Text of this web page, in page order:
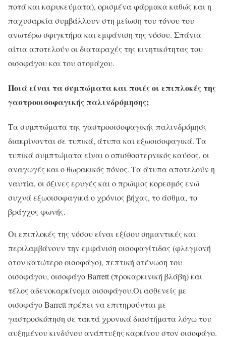
ποτά και καρυκεύματα), ορισμένα φάρμακα καθώς και η
παχυσαρκία συμβάλλουν στη μείωση του τόνου του
ανωτέρω σφιγκτήρα και εμφάνιση της νόσου. Σπάνια
αίτια αποτελούν οι διαταραχές της κινητικότητας του
οισοφάγου και του στομάχου.
Ποιά είναι τα συμπώματα και ποιές οι επιπλοκές της
γαστροοισοφαγικής παλινδρόμησης;
Τα συμπτώματα της γαστροοισοφαγικής παλινδρόμησς
διακρίνονται σε τυπικά, άτυπα και εξωοισοφαγικά. Τα
τυπικά συμπτώματα είναι ο οπισθοστερνικός καύσος, οι
αναγωγές και ο θωρακικός πόνος. Τα άτυπα αποτελούν η
ναυτία, οι όξινες ερυγές και ο πρώιμος κορεσμός ενώ
συχνά εξωοισοφαγικά ο χρόνιος βήχας, το άσθμα, το
βράγχος φωνής.
Οι επιπλοκές της νόσου είναι εξίσου σημαντικές και
περιλαμβάνουν την εμφάνιση οισοφαγίτιδας (φλεγμονή
στον κατώτερο οισοφάγο), πεπτική στένωση του
οισοφάγου, οισοφάγο Barrett (προκαρκινική βλάβη) και
τέλος αδενοκαρκίνομα οισοφάγου.Οι ασθενείς με
οισοφάγο Barrett πρέπει να επιτηρούνται με
γαστροσκόπηση σε τακτά χρονικά διαστήματα λόγω του
αυξημένου κινδύνου ανάπτυξης καρκίνου στον οισοφάγο.